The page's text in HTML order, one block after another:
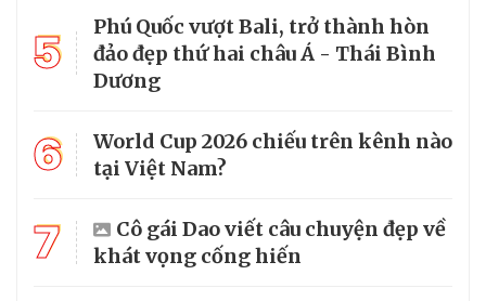
5
Phú Quốc vượt Bali, trở thành hòn
đảo đẹp thứ hai châu Á - Thái Bình
Dương
6
World Cup 2026 chiếu trên kênh nào
tại Việt Nam?
7
Cô gái Dao viết câu chuyện đẹp về
khát vọng cống hiến